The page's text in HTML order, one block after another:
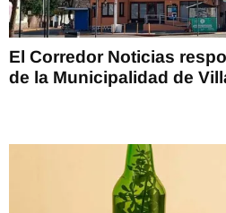
El Corredor Noticias
de la Municipalidad de